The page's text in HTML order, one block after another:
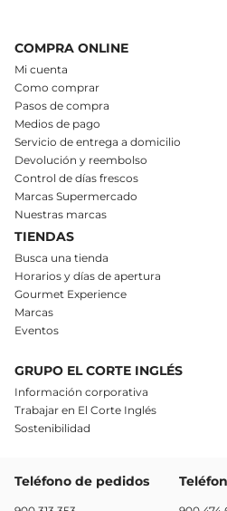
COMPRA ONLINE
Mi cuenta
Como comprar
Pasos de compra
Medios de pago
Servicio de entrega a domicilio
Devolución y reembolso
Control de días frescos
Marcas Supermercado
Nuestras marcas
TIENDAS
Busca una tienda
Horarios y días de apertura
Gourmet Experience
Marcas
Eventos
GRUPO EL CORTE INGLÉS
Información corporativa
Trabajar en El Corte Inglés
Sostenibilidad
Teléfono de pedidos